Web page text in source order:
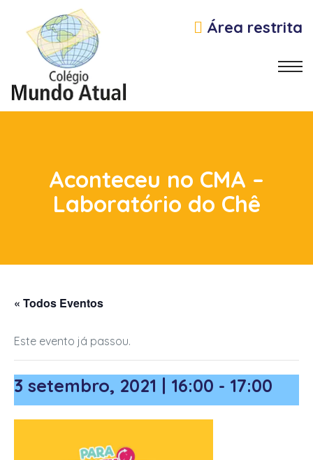
Área restrita
finais)
Aconteceu no CMA –
Laboratório do Chê
« Todos Eventos
Este evento já passou.
3 setembro, 2021 | 16:00 - 17:00